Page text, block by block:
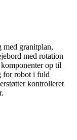
granitplan,
med rotation
op til
for robot i fuld
kontrolleret